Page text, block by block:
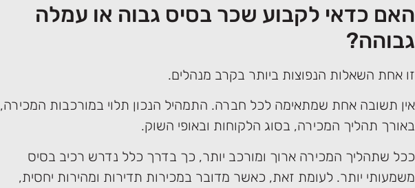
האם כדאי לקבוע שכר בסיס גבוה או עמלה
גבוהה?
זו אחת השאלות הנפוצות ביותר בקרב מנהלים.
אין תשובה אחת שמתאימה לכל חברה. התמהיל הנכון תלוי במורכבות המכירה,
באורך תהליך המכירה, בסוג הלקוחות ובאופי השוק.
ככל שתהליך המכירה ארוך ומורכב יותר, כך בדרך כלל נדרש רכיב בסיס
משמעותי יותר. לעומת זאת, כאשר מדובר במכירות תדירות ומהירות יחסית,